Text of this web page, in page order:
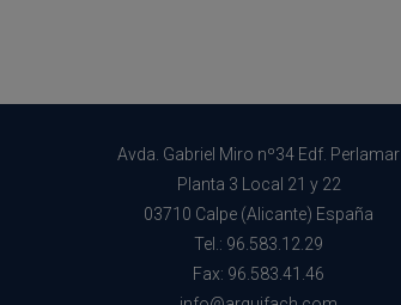
Avda. Gabriel Miro nº34 Edf. Perlamar
Planta 3 Local 21 y 22
03710 Calpe (Alicante) España
Tel.: 96.583.12.29
Fax: 96.583.41.46